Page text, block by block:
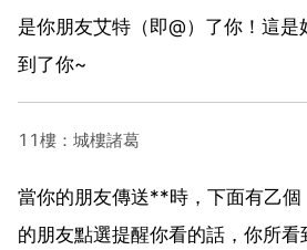
是你朋友艾特（即@）了你！這是
到了你~
11樓：城樓諸葛
當你的朋友傳送**時，下面有乙
的朋友點選提醒你看的話，你所